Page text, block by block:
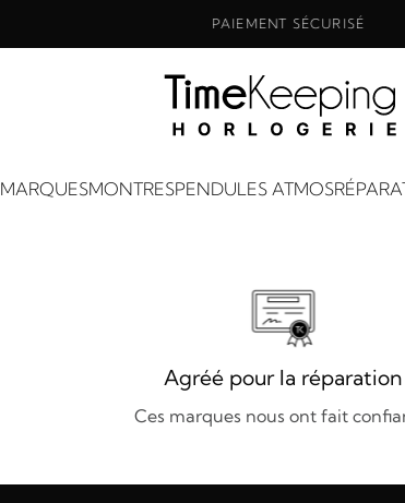
PAIEMENT SÉCURISÉ
MARQUESMONTRESPENDULES ATMOS
Agréé pour la réparation
Ces marques nous ont fait